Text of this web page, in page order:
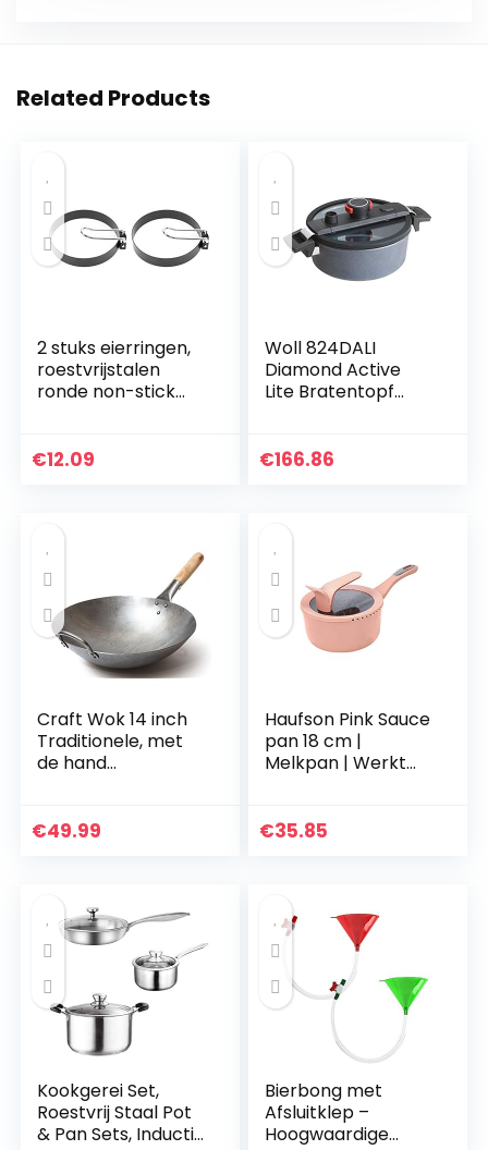
Related Products
2 stuks eierringen,
roestvrijstalen
ronde non-stick
Mcmuffins
€12.09
Woll 824DALI
Diamond Active
Lite Bratentopf
€166.86
Craft Wok 14 inch
Traditionele, met
de hand
wok met houten en
€49.99
Haufson Pink Sauce
pan 18 cm |
Melkpan | Werkt
kookplaten | PFOA
€35.85
Kookgerei Set,
Roestvrij Staal Pot
& Pan Sets, Inductie
Bierbong met
Afsluitklep –
Hoogwaardige